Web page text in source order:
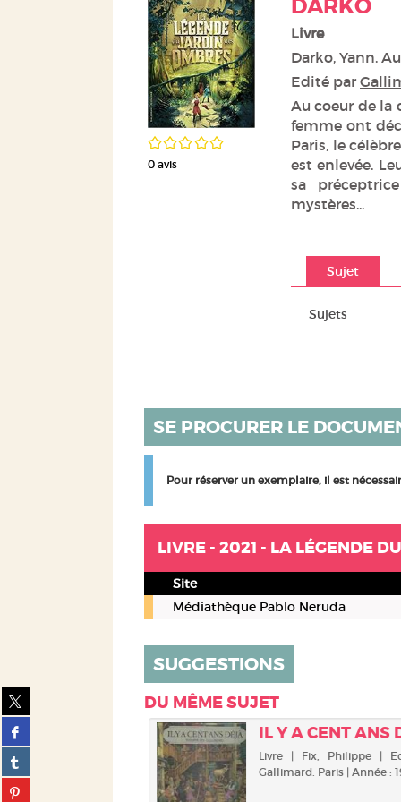
Partager
sur
twitter
(Nouvelle
fenêtre)
Partager
sur
facebook
(Nouvelle
fenêtre)
Partager
sur
tumblr
Partager
/5
0 avis
DARKO
Livre
Darko, Yann.
Edité par
Au coeur de la
femme ont
Paris, le
est enlevée.
sa
mystères...
Sujet
Sujets
SE PROCURER LE
Pour réserver un exemplaire, il est
LIVRE - 2021 - LA LÉGENDE
-
La
légende
du
jardin
des
ombres
Site
Médiathèque Pablo Neruda
SUGGESTIONS
DU MÊME SUJET
IL Y A CENT ANS
Livre | Fix, Philippe |
Gallimard. Paris | Année :